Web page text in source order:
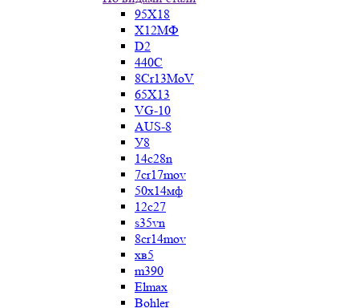
95Х18
Х12МФ
D2
440C
8Cr13MoV
65Х13
VG-10
AUS-8
У8
14c28n
7cr17mov
50х14мф
12c27
s35vn
8cr14mov
хв5
m390
Elmax
Bohler